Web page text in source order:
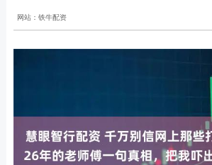
网站：铁牛配资